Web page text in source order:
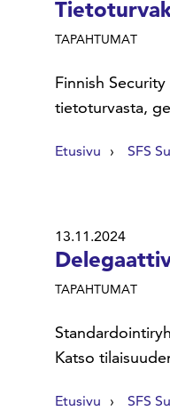
TAPAHTUMAT
Finnish
tietoturvasta,
Etusivu SFS
13.11.2024
TAPAHTUMAT
Katso
Etusivu SFS